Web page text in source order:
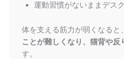
運動習慣がないままデス
体を支える筋力が弱くなると、
ことが難しくなり、猫背や反
す。